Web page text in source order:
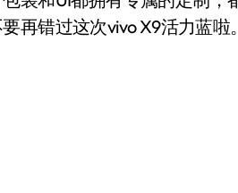
再错过这次vivo X9活力蓝啦。